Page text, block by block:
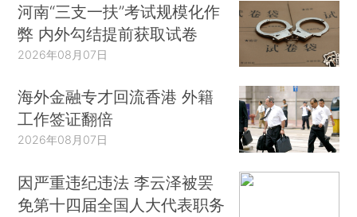
河南“三支一扶”考试规模化作
弊 内外勾结提前获取试卷
2026年08月07日
海外金融专才回流香港 外籍
工作签证翻倍
2026年08月07日
因严重违纪违法 李云泽被罢
免第十四届全国人大代表职务